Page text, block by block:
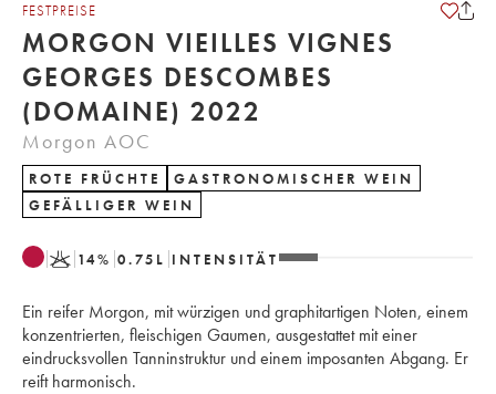
FESTPREISE
MORGON VIEILLES VIGNES
GEORGES DESCOMBES
(DOMAINE) 2022
Morgon AOC
ROTE FRÜCHTE
GASTRONOMISCHER WEIN
GEFÄLLIGER WEIN
K 14% 0.75 L INTENSITÄT
Ein reifer Morgon, mit würzigen und graphitartigen Noten, einem
konzentrierten, fleischigen Gaumen, ausgestattet mit einer
eindrucksvollen Tanninstruktur und einem imposanten Abgang. Er
reift harmonisch.